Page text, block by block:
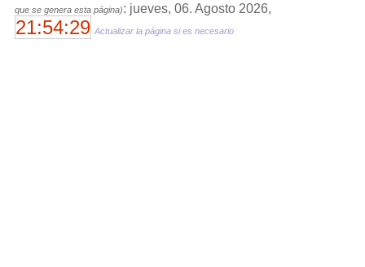
que se genera esta página): jueves, 06. Agosto 2026,
21:54:29 Actualizar la página si es necesario